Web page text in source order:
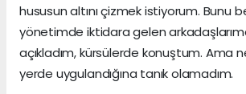
hususun altını çizmek istiyorum. Bunu
yönetimde iktidara gelen
açıkladım, kürsülerde konuştum. Ama
yerde uygulandığına tanık olamadım.